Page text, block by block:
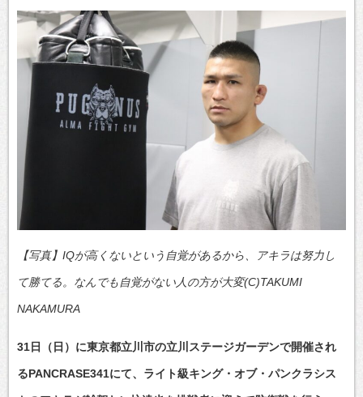
【写真】IQが高くないという自覚があるから、アキラは努力し
て勝てる。なんでも自覚がない人の方が大変(C)TAKUMI
NAKAMURA
31日（日）に東京都立川市の立川ステージガーデンで開催され
るPANCRASE341にて、ライト級キング・オブ・パンクラシス